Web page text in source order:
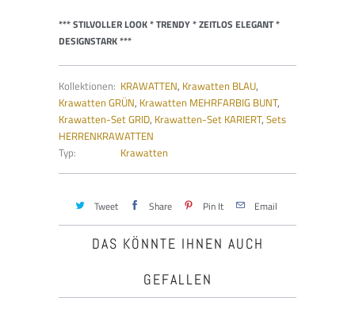
*** STILVOLLER LOOK * TRENDY * ZEITLOS ELEGANT *
DESIGNSTARK ***
Kollektionen: KRAWATTEN, Krawatten BLAU,
Krawatten GRÜN, Krawatten MEHRFARBIG BUNT,
Krawatten-Set GRID, Krawatten-Set KARIERT, Sets
HERRENKRAWATTEN
Typ:
Krawatten
Tweet Share Pin It Email
DAS KÖNNTE IHNEN AUCH
GEFALLEN